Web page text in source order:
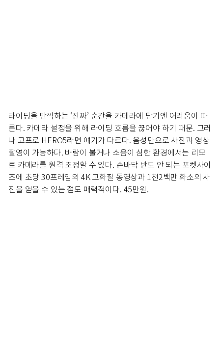
라이딩을 만끽하는 ‘진짜’ 순간을 카메라에 담기엔 어려움이 따
른다. 카메라 설정을 위해 라이딩 흐름을 끊어야 하기 때문. 그러
나 고프로 HERO5라면 얘기가 다르다. 음성만으로 사진과 영상
촬영이 가능하다. 바람이 불거나 소음이 심한 환경에서는 리모
로 카메라를 원격 조정할 수 있다. 손바닥 반도 안 되는 포켓사이
즈에 초당 30프레임의 4K 고화질 동영상과 1천2백만 화소의 사
진을 얻을 수 있는 점도 매력적이다. 45만원.